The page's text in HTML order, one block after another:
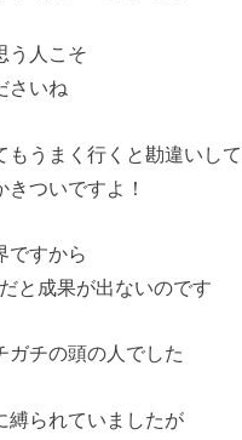
う人こそ
さいね
うまく行くと勘違いし
ついですよ！
ですから
と成果が出ないのです
ガチの頭の人でした
縛られていましたが